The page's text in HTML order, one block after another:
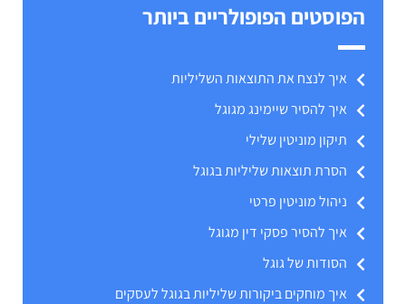
הפוסטים הפופולריים ביותר
איך לנצח את התוצאות השליליות
איך להסיר שיימינג מגוגל
תיקון מוניטין שלילי
הסרת תוצאות שליליות בגוגל
ניהול מוניטין פרטי
איך להסיר פסקי דין מגוגל
הסודות של גוגל
איך מוחקים ביקורות שליליות בגוגל לעסקים